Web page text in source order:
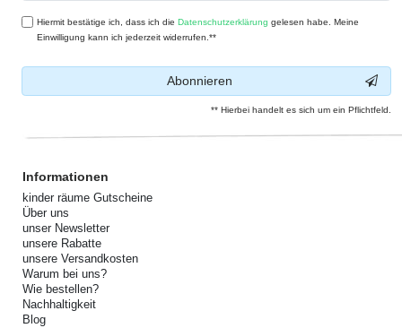
Hiermit bestätige ich, dass ich dieDaten­schutz­erklärung gelesen habe. Meine
Einwilligung kann ich jederzeit widerrufen.**
Abonnieren
** Hierbei handelt es sich um ein Pflichtfeld.
Informationen
kinder räume Gutscheine
Über uns
unser Newsletter
unsere Rabatte
unsere Versandkosten
Warum bei uns?
Wie bestellen?
Nachhaltigkeit
Blog